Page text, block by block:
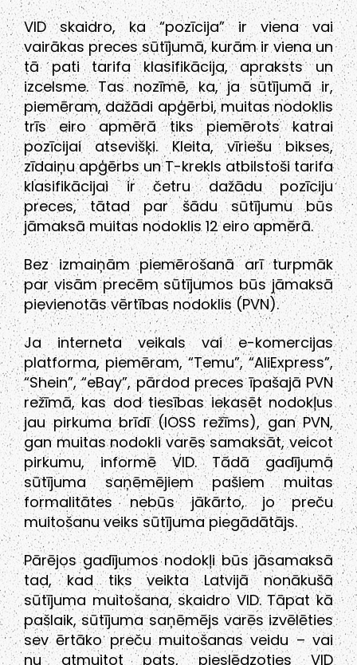
VID skaidro, ka “pozīcija” ir viena vai
vairākas preces sūtījumā, kurām ir viena un
tā pati tarifa klasifikācija, apraksts un
izcelsme. Tas nozīmē, ka, ja sūtījumā ir,
piemēram, dažādi apģērbi, muitas nodoklis
trīs eiro apmērā tiks piemērots katrai
pozīcijai atsevišķi. Kleita, vīriešu bikses,
zīdaiņu apģērbs un T-krekls atbilstoši tarifa
klasifikācijai ir četru dažādu pozīciju
preces, tātad par šādu sūtījumu būs
jāmaksā muitas nodoklis 12 eiro apmērā.
Bez izmaiņām piemērošanā arī turpmāk
par visām precēm sūtījumos būs jāmaksā
pievienotās vērtības nodoklis (PVN).
Ja interneta veikals vai e-komercijas
platforma, piemēram, “Temu”, “AliExpress”,
“Shein”, “eBay”, pārdod preces īpašajā PVN
režīmā, kas dod tiesības iekasēt nodokļus
jau pirkuma brīdī (IOSS režīms), gan PVN,
gan muitas nodokli varēs samaksāt, veicot
pirkumu, informē VID. Tādā gadījumā
sūtījuma saņēmējiem pašiem muitas
formalitātes nebūs jākārto, jo preču
muitošanu veiks sūtījuma piegādātājs.
Pārējos gadījumos nodokļi būs jāsamaksā
tad, kad tiks veikta Latvijā nonākušā
sūtījuma muitošana, skaidro VID. Tāpat kā
pašlaik, sūtījuma saņēmējs varēs izvēlēties
sev ērtāko preču muitošanas veidu – vai
nu atmuitot pats, pieslēdzoties VID